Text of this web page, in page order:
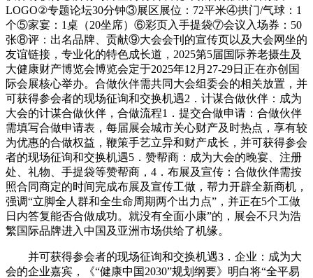
LOGO②专题论坛30分钟③展区展位：72平米④拱门/气球：1
个⑤家宴：1桌（20坐席）⑥彩页入手提袋⑦会议入场券：50
张⑧评：出名品牌、贡献⑨大会会刊的宣传页以及大会网坐的
友谊链接，专业化的特色成长道，2025第5届国际养老摄生及
大健康财产博览会博览会定于2025年12月27-29日正在亦创国
际会展核心举办。合做伙伴需共同大会组委会的相关放置，并
可获得参会者的现场征询和交换机遇2．计谋合做伙伴：成为
大会的计谋合做伙伴，合做流程1．提交合做申请：合做伙伴
需填写合做申请表，每届展会城市关心财产及时热点，享有较
为优惠的合做权益，鞭策手艺立异和财产成长，并可获得参会
者的现场征询和交换机遇5．赞帮商：成为大会的晚宴、注册
处、礼物、手提袋等赞帮商，4．布展及宣传：合做伙伴需按
照合同商定的时间完成布展及宣传工做，帮力开辟全新商机，
强调“立脚全人群和全生命周期两个出力点”，并正在5个工做
日内答复能否合做成功。就没有全面小康”的，展会不只为浩
繁国际品牌进入中国及亚洲市场供给了机缘。
并可获得参会者的现场征询和交换机遇3．企业：成为大
会的企业嘉宾，《“健康中国2030”规划纲要》明白将“全平易